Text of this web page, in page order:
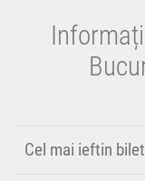
Cel mai ieftin bilet